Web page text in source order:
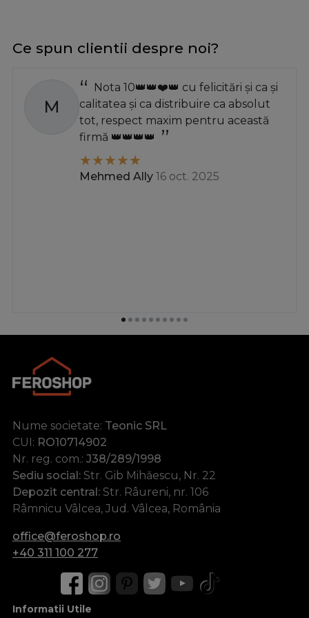
Ce spun clientii despre noi?
M
Nota 10👑👑❤️👑 cu felicitări și ca și
calitatea și ca distribuire ca absolut
tot, respect maxim pentru această
firmă 👑👑👑👑
Mehmed Ally 16 oct. 2025
Nume societate: Teonic SRL
CUI: RO10714902
Nr. reg. com.: J38/289/1998
Sediu social: Str. Gib Mihăescu, Nr. 22
Depozit central: Str. Râureni, nr. 106
Râmnicu Vâlcea, Jud. Vâlcea, România
office@feroshop.ro
+40 311 100 277
Informatii Utile